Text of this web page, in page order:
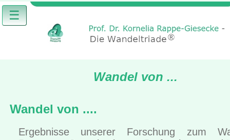
☰
Wandel von ...
Wandel von ....
Ergebnisse unserer Forschung zum